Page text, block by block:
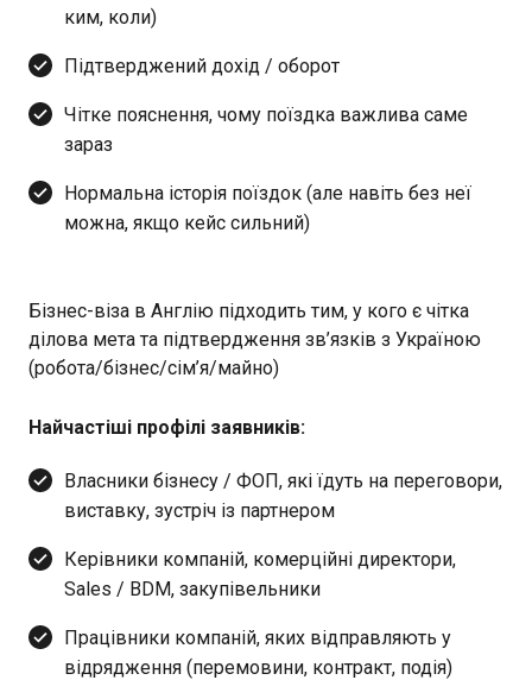
ким, коли)
Підтверджений дохід / оборот
Чітке пояснення, чому поїздка важлива саме
зараз
Нормальна історія поїздок (але навіть без неї
можна, якщо кейс сильний)
Бізнес-віза в Англію підходить тим, у кого є чітка
ділова мета та підтвердження зв’язків з Україною
(робота/бізнес/сім’я/майно)
Найчастіші профілі заявників:
Власники бізнесу / ФОП, які їдуть на переговори,
виставку, зустріч із партнером
Керівники компаній, комерційні директори,
Sales / BDM, закупівельники
Працівники компаній, яких відправляють у
відрядження (перемовини, контракт, подія)